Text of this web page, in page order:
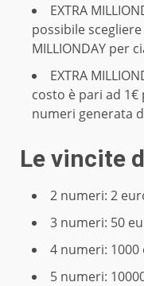
EXTRA
possibile scegliere
MILLIONDAY per
EXTRA
costo è pari ad
numeri generata
Le vincite
2 numeri: 2
3 numeri: 50
4 numeri: 1000
5 numeri: